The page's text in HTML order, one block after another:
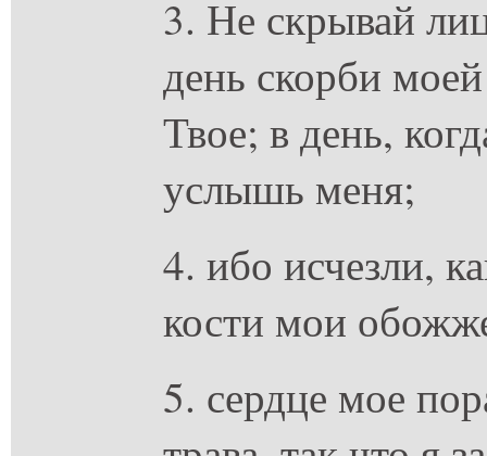
3. Не скрывай
день скорби
Твое; в день,
услышь меня;
4. ибо исчезли,
кости мои
5. сердце мое